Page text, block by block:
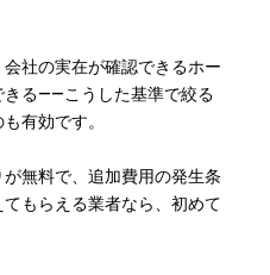
社の実在が確認できるホー
きる——こうした基準で絞る
有効です。
無料で、追加費用の発生条
もらえる業者なら、初めて